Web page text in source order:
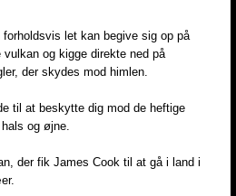
let kan begive sig op på
og kigge direkte ned på
der skydes mod himlen.
til at beskytte dig mod de heftige
og øjne.
der fik James Cook til at gå i land i